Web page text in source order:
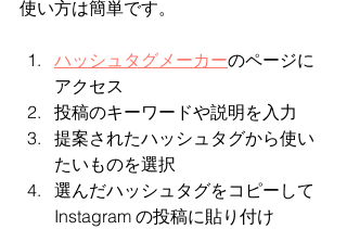
使い方は簡単です。
ハッシュタグメーカーのページに
アクセス
投稿のキーワードや説明を入力
提案されたハッシュタグから使い
たいものを選択
選んだハッシュタグをコピーして
Instagram の投稿に貼り付け